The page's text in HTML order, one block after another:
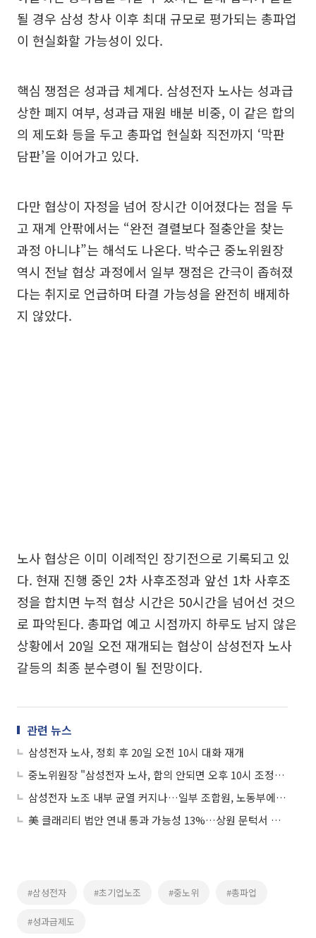
될 경우 삼성 창사 이후 최대 규모로 평가되는 총파업
이 현실화할 가능성이 있다.
핵심 쟁점은 성과급 체계다. 삼성전자 노사는 성과급
상한 폐지 여부, 성과급 재원 배분 비중, 이 같은 합의
의 제도화 등을 두고 총파업 현실화 직전까지 ‘막판
담판’을 이어가고 있다.
다만 협상이 자정을 넘어 장시간 이어졌다는 점을 두
고 재계 안팎에서는 “완전 결렬보다 절충안을 찾는
과정 아니냐”는 해석도 나온다. 박수근 중노위원장
역시 전날 협상 과정에서 일부 쟁점은 간극이 좁혀졌
다는 취지로 언급하며 타결 가능성을 완전히 배제하
지 않았다.
노사 협상은 이미 이례적인 장기전으로 기록되고 있
다. 현재 진행 중인 2차 사후조정과 앞선 1차 사후조
정을 합치면 누적 협상 시간은 50시간을 넘어선 것으
로 파악된다. 총파업 예고 시점까지 하루도 남지 않은
상황에서 20일 오전 재개되는 협상이 삼성전자 노사
갈등의 최종 분수령이 될 전망이다.
관련 뉴스
삼성전자 노사, 정회 후 20일 오전 10시 대화 재개
중노위원장 "삼성전자 노사, 합의 안되면 오후 10시 조정안 제시"
삼성전자 노조 내부 균열 커지나…일부 조합원, 노동부에 “절차 위반” 진정
美 클래리티 법안 연내 통과 가능성 13%…상원 문턱서 제동
#삼성전자 #초기업노조 #중노위 #총파업
#성과급제도